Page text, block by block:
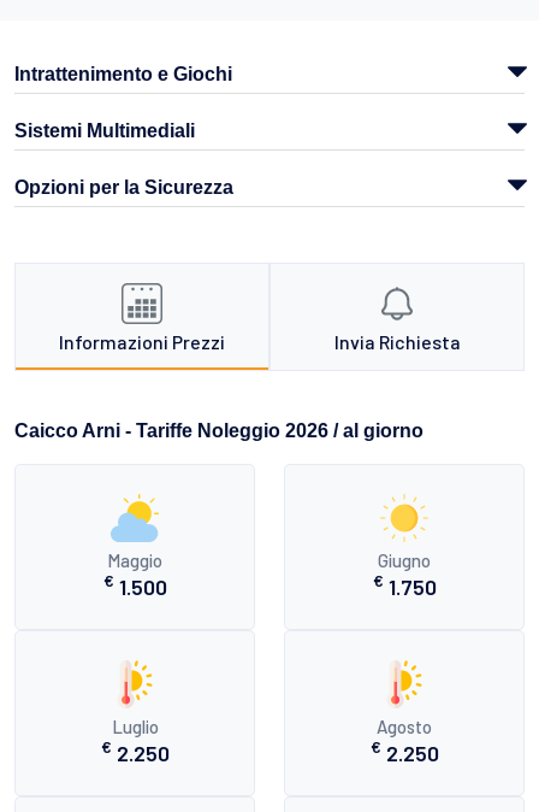
Intrattenimento e Giochi
Sistemi Multimediali
Opzioni per la Sicurezza
Informazioni Prezzi Invia Richiesta
Caicco Arni - Tariffe Noleggio 2026 / al giorno
Maggio
€ 1.500
Giugno
€ 1.750
Luglio
€ 2.250
Agosto
€ 2.250